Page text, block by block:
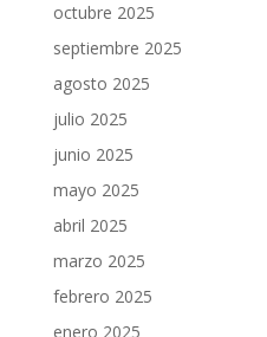
octubre 2025
septiembre 2025
agosto 2025
julio 2025
junio 2025
mayo 2025
abril 2025
marzo 2025
febrero 2025
enero 2025